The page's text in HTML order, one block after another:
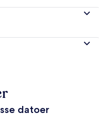
datoer